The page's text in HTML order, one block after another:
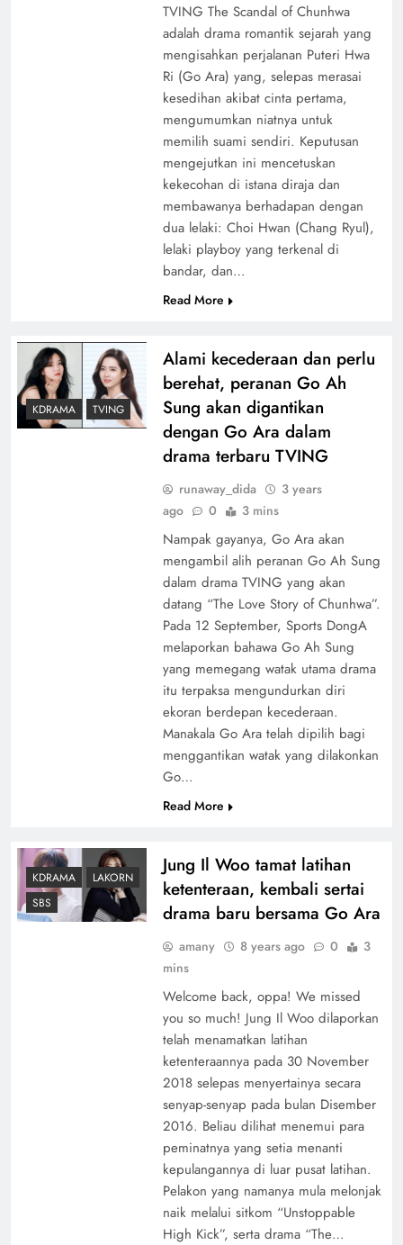
TVING The Scandal of Chunhwa
adalah drama romantik sejarah yang
mengisahkan perjalanan Puteri Hwa
Ri (Go Ara) yang, selepas merasai
kesedihan akibat cinta pertama,
mengumumkan niatnya untuk
memilih suami sendiri. Keputusan
mengejutkan ini mencetuskan
kekecohan di istana diraja dan
membawanya berhadapan dengan
dua lelaki: Choi Hwan (Chang Ryul),
lelaki playboy yang terkenal di
bandar, dan…
Read More
KDRAMA TVING
Alami kecederaan dan perlu
berehat, peranan Go Ah
Sung akan digantikan
dengan Go Ara dalam
drama terbaru TVING
runaway_dida
3 years
ago
0 3 mins
Nampak gayanya, Go Ara akan
mengambil alih peranan Go Ah Sung
dalam drama TVING yang akan
datang “The Love Story of Chunhwa”.
Pada 12 September, Sports DongA
melaporkan bahawa Go Ah Sung
yang memegang watak utama drama
itu terpaksa mengundurkan diri
ekoran berdepan kecederaan.
Manakala Go Ara telah dipilih bagi
menggantikan watak yang dilakonkan
Go…
Read More
KDRAMA
LAKORN
SBS
Jung Il Woo tamat latihan
ketenteraan, kembali sertai
drama baru bersama Go Ara
amany 8 years ago 0
3
mins
Welcome back, oppa! We missed
you so much! Jung Il Woo dilaporkan
telah menamatkan latihan
ketenteraannya pada 30 November
2018 selepas menyertainya secara
senyap-senyap pada bulan Disember
2016. Beliau dilihat menemui para
peminatnya yang setia menanti
kepulangannya di luar pusat latihan.
Pelakon yang namanya mula melonjak
naik melalui sitkom “Unstoppable
High Kick”, serta drama “The…